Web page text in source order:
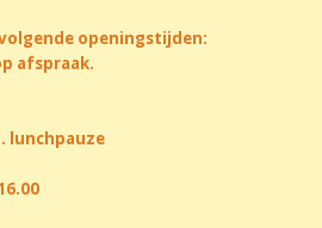
openingstijden:
afspraak.
lunchpauze